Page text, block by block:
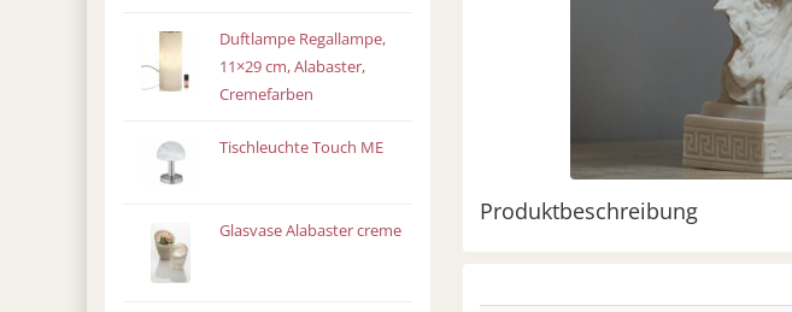
Duftlampe Regallampe,
11×29 cm, Alabaster,
Cremefarben
Tischleuchte Touch ME
Glasvase Alabaster creme
Produktbeschreibung